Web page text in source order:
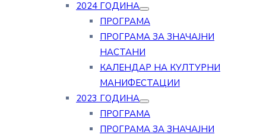
2024 ГОДИНА
ПРОГРАМА
ПРОГРАМА ЗА ЗНАЧАЈНИ
НАСТАНИ
КАЛЕНДАР НА КУЛТУРНИ
МАНИФЕСТАЦИИ
2023 ГОДИНА
ПРОГРАМА
ПРОГРАМА ЗА ЗНАЧАЈНИ